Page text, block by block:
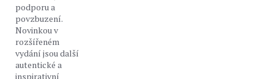
podporu a
povzbuzení.
Novinkou v
rozšířeném
vydání jsou další
autentické a
inspirativní